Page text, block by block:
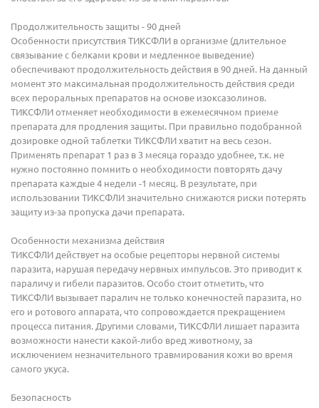
Продолжительность защиты - 90 дней
Особенности присутствия ТИКСФЛИ в организме (длительное
связывание с белками крови и медленное выведение)
обеспечивают продолжительность действия в 90 дней. На данный
момент это максимальная продолжительность действия среди
всех пероральных препаратов на основе изоксазолинов.
ТИКСФЛИ отменяет необходимости в ежемесячном приеме
препарата для продления защиты. При правильно подобранной
дозировке одной таблетки ТИКСФЛИ хватит на весь сезон.
Применять препарат 1 раз в 3 месяца гораздо удобнее, т.к. не
нужно постоянно помнить о необходимости повторять дачу
препарата каждые 4 недели -1 месяц. В результате, при
использовании ТИКСФЛИ значительно снижаются риски потерять
защиту из-за пропуска дачи препарата.
Особенности механизма действия
ТИКСФЛИ действует на особые рецепторы нервной системы
паразита, нарушая передачу нервных импульсов. Это приводит к
параличу и гибели паразитов. Особо стоит отметить, что
ТИКСФЛИ вызывает паралич не только конечностей паразита, но
его и ротового аппарата, что сопровождается прекращением
процесса питания. Другими словами, ТИКСФЛИ лишает паразита
возможности нанести какой-либо вред животному, за
исключением незначительного травмирования кожи во время
самого укуса.
Безопасность